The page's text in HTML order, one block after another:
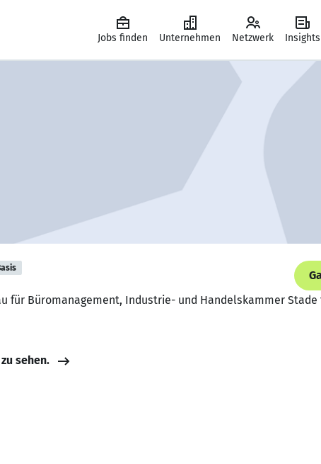
Jobs finden Unternehmen Netzwerk Insights
für Büromanagement, Industrie- und Handelskammer Stade
sehen.